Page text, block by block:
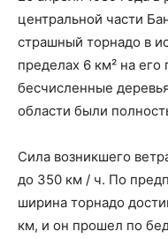
центральной части
страшный торнадо в
пределах 6 км² на
бесчисленные
области были
Сила возникшего
до 350 км / ч. По
ширина торнадо
км, и он прошел по